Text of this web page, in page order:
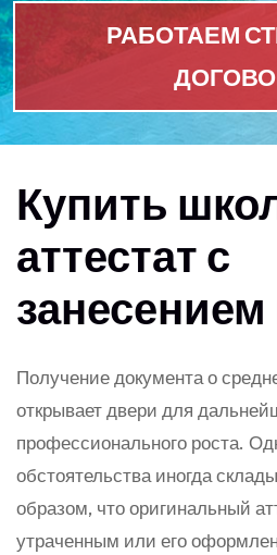
РАБОТАЕМ
Купить
аттестат с
занесением
Получение документа о
открывает двери для
профессионального роста.
обстоятельства иногда
образом, что оригинальный
утраченным или его